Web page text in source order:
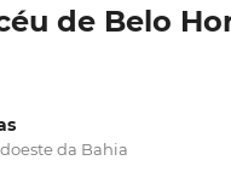
de Belo
da Bahia